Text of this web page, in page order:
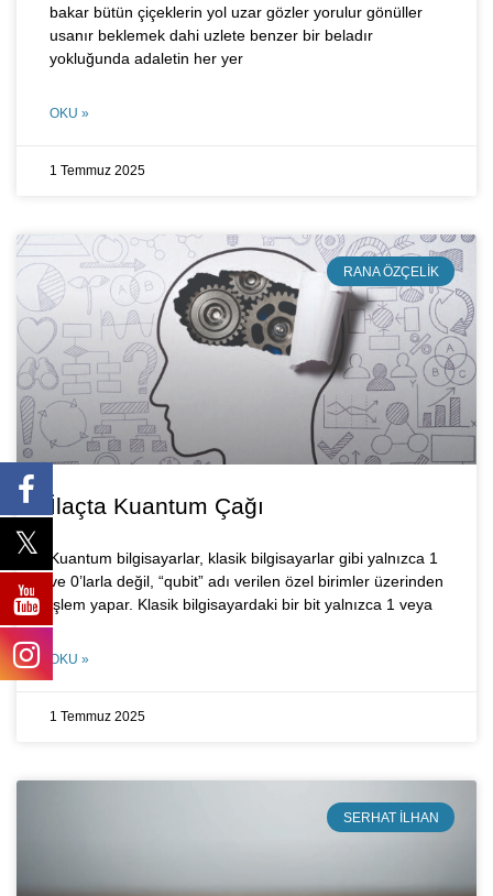
bakar bütün çiçeklerin yol uzar gözler yorulur gönüller
usanır beklemek dahi uzlete benzer bir beladır
yokluğunda adaletin her yer
OKU »
1 Temmuz 2025
RANA ÖZÇELIK
İlaçta Kuantum Çağı
Kuantum bilgisayarlar, klasik bilgisayarlar gibi yalnızca 1
ve 0’larla değil, “qubit” adı verilen özel birimler üzerinden
işlem yapar. Klasik bilgisayardaki bir bit yalnızca 1 veya
OKU »
1 Temmuz 2025
SERHAT İLHAN